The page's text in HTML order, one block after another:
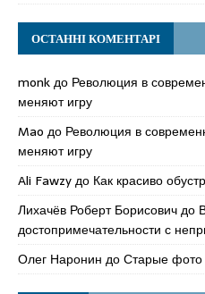
ОСТАННІ КОМЕНТАРІ
monkдо Революция в
меняют игру
Mao до Революция в
меняют игру
Ali Fawzyдо Как красиво
Лихачёв Роберт Борисовичдо
достопримечательности с
Олег Наронин доСтарые фото